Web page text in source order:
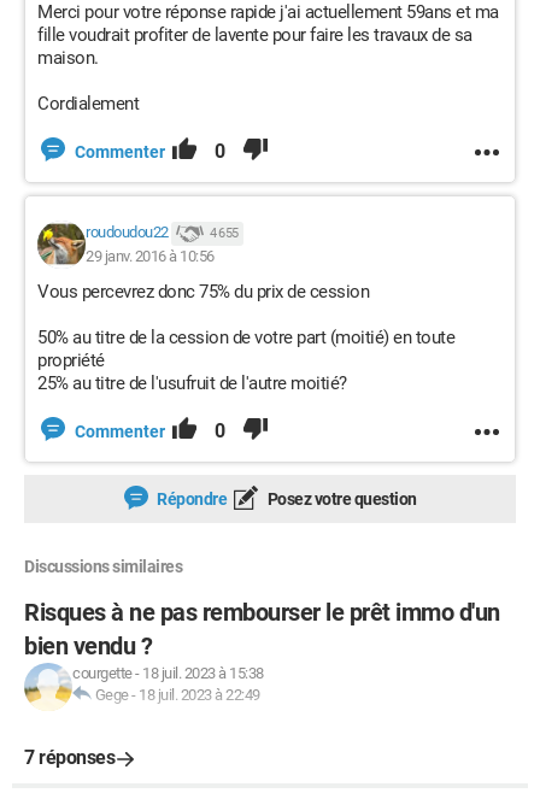
Merci pour votre réponse rapide j'ai actuellement 59ans et ma
fille voudrait profiter de lavente pour faire les travaux de sa
maison.
Cordialement
Commenter 0
roudoudou22 4 655
29 janv. 2016 à 10:56
Vous percevrez donc 75% du prix de cession
50% au titre de la cession de votre part (moitié) en toute
propriété
25% au titre de l'usufruit de l'autre moitié?
Commenter 0
Répondre Posez votre question
Discussions similaires
Risques à ne pas rembourser le prêt immo d'un
bien vendu ?
courgette- 18 juil. 2023 à 15:38
Gege- 18 juil. 2023 à 22:49
7 réponses